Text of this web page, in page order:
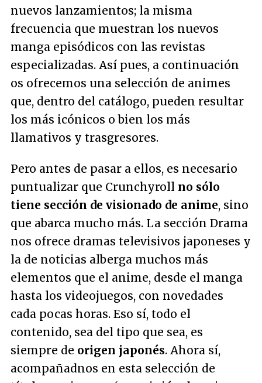
nuevos lanzamientos; la misma
frecuencia que muestran los nuevos
manga episódicos con las revistas
especializadas. Así pues, a continuación
os ofrecemos una selección de animes
que, dentro del catálogo, pueden resultar
los más icónicos o bien los más
llamativos y trasgresores.
Pero antes de pasar a ellos, es necesario
puntualizar que Crunchyroll no sólo
tiene sección de visionado de anime, sino
que abarca mucho más. La sección Drama
nos ofrece dramas televisivos japoneses y
la de noticias alberga muchos más
elementos que el anime, desde el manga
hasta los videojuegos, con novedades
cada pocas horas. Eso sí, todo el
contenido, sea del tipo que sea, es
siempre de origen japonés. Ahora sí,
acompañadnos en esta selección de